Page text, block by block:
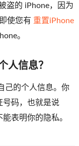
盗的 iPhone，因为
使您有 重置iPhone
。
人信息？
己的个人信息。你
号码，也就是说
表明你的隐私。